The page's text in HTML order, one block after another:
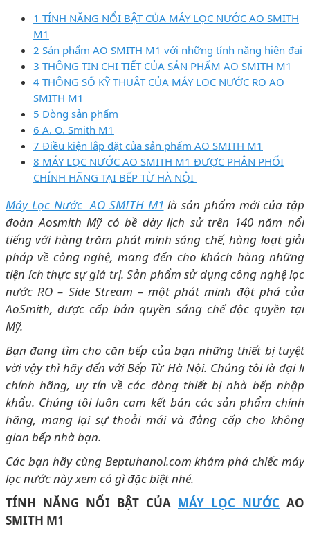
1 TÍNH NĂNG NỔI BẬT CỦA MÁY LỌC NƯỚC AO SMITH
M1
2 Sản phẩm AO SMITH M1 với những tính năng hiện đại
3 THÔNG TIN CHI TIẾT CỦA SẢN PHẨM AO SMITH M1
4 THÔNG SỐ KỸ THUẬT CỦA MÁY LỌC NƯỚC RO AO
SMITH M1
5 Dòng sản phẩm
6 A. O. Smith M1
7 Điều kiện lắp đặt của sản phẩm AO SMITH M1
8 MÁY LỌC NƯỚC AO SMITH M1 ĐƯỢC PHÂN PHỐI
CHÍNH HÃNG TẠI BẾP TỪ HÀ NỘI
Máy Lọc Nước AO SMITH M1 là sản phẩm mới của tập
đoàn Aosmith Mỹ có bề dày lịch sử trên 140 năm nổi
tiếng với hàng trăm phát minh sáng chế, hàng loạt giải
pháp về công nghệ, mang đến cho khách hàng những
tiện ích thực sự giá trị. Sản phẩm sử dụng công nghệ lọc
nước RO – Side Stream – một phát minh đột phá của
AoSmith, được cấp bản quyền sáng chế độc quyền tại
Mỹ.
Bạn đang tìm cho căn bếp của bạn những thiết bị tuyệt
vời vậy thì hãy đến với Bếp Từ Hà Nội. Chúng tôi là đại lí
chính hãng, uy tín về các dòng thiết bị nhà bếp nhập
khẩu. Chúng tôi luôn cam kết bán các sản phẩm chính
hãng, mang lại sự thoải mái và đẳng cấp cho không
gian bếp nhà bạn.
Các bạn hãy cùng Beptuhanoi.com khám phá chiếc máy
lọc nước này xem có gì đặc biệt nhé.
TÍNH NĂNG NỔI BẬT CỦA MÁY LỌC NƯỚC AO
SMITH M1